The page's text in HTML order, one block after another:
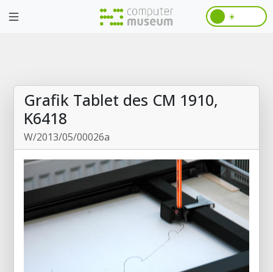
☀️
Grafik Tablet des CM 1910,
K6418
W/2013/05/00026a